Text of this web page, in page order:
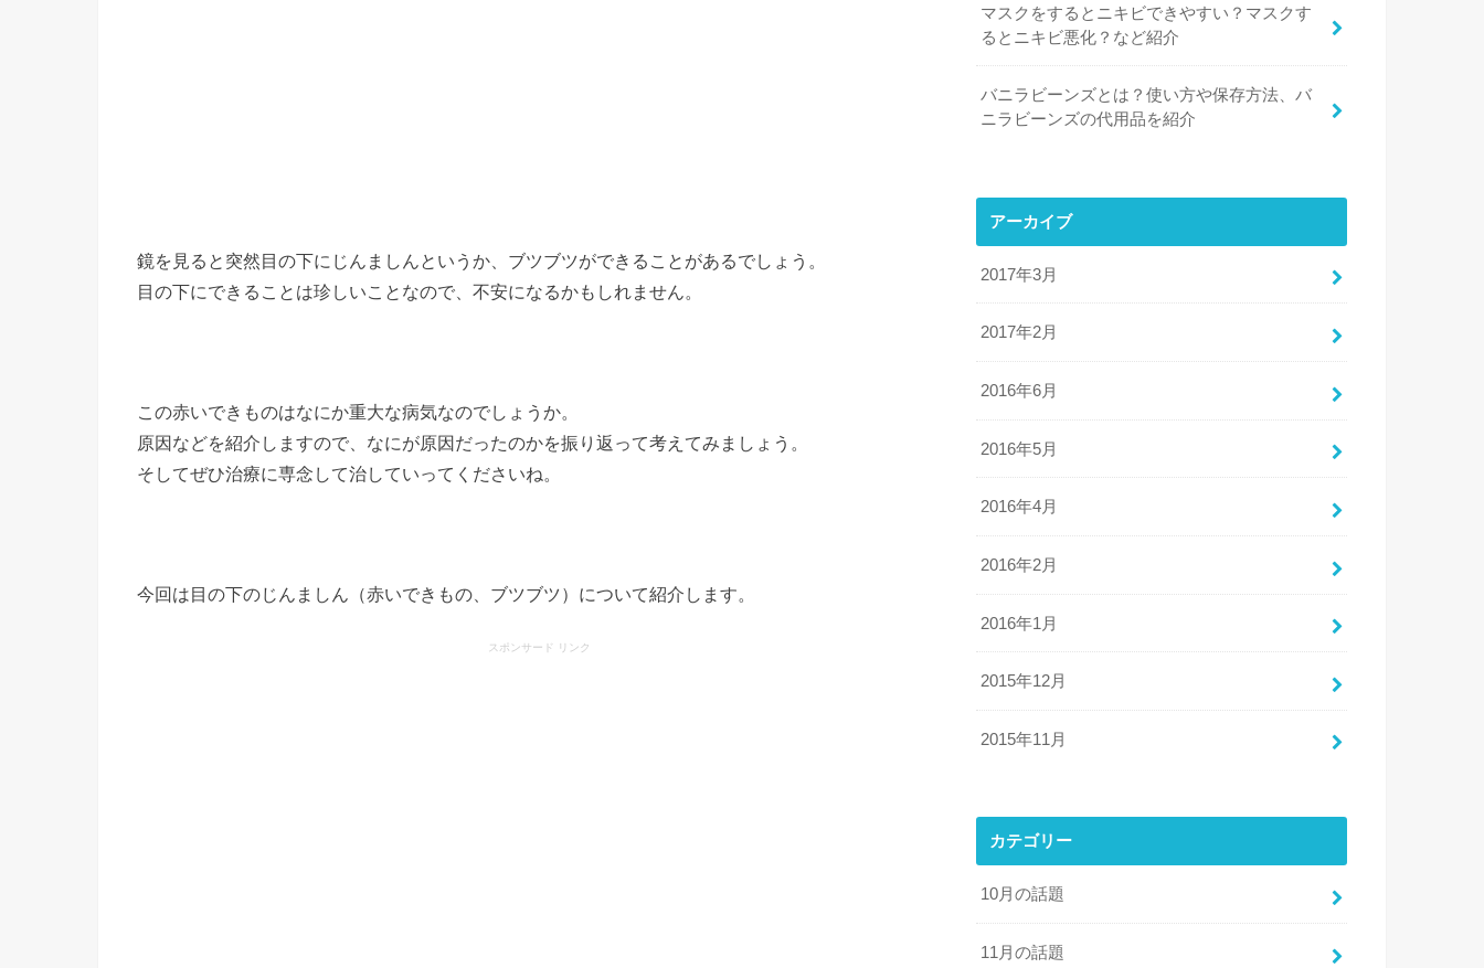
鏡を見ると突然目の下にじんましんというか、ブツブツができることがあるでしょう。
目の下にできることは珍しいことなので、不安になるかもしれません。
この赤いできものはなにか重大な病気なのでしょうか。
原因などを紹介しますので、なにが原因だったのかを振り返って考えてみましょう。
そしてぜひ治療に専念して治していってくださいね。
今回は目の下のじんましん（赤いできもの、ブツブツ）について紹介します。
スポンサード リンク
マスクをするとニキビできやすい？マスクす
るとニキビ悪化？など紹介
バニラビーンズとは？使い方や保存方法、バ
ニラビーンズの代用品を紹介
アーカイブ
2017年3月
2017年2月
2016年6月
2016年5月
2016年4月
2016年2月
2016年1月
2015年12月
2015年11月
カテゴリー
10月の話題
11月の話題